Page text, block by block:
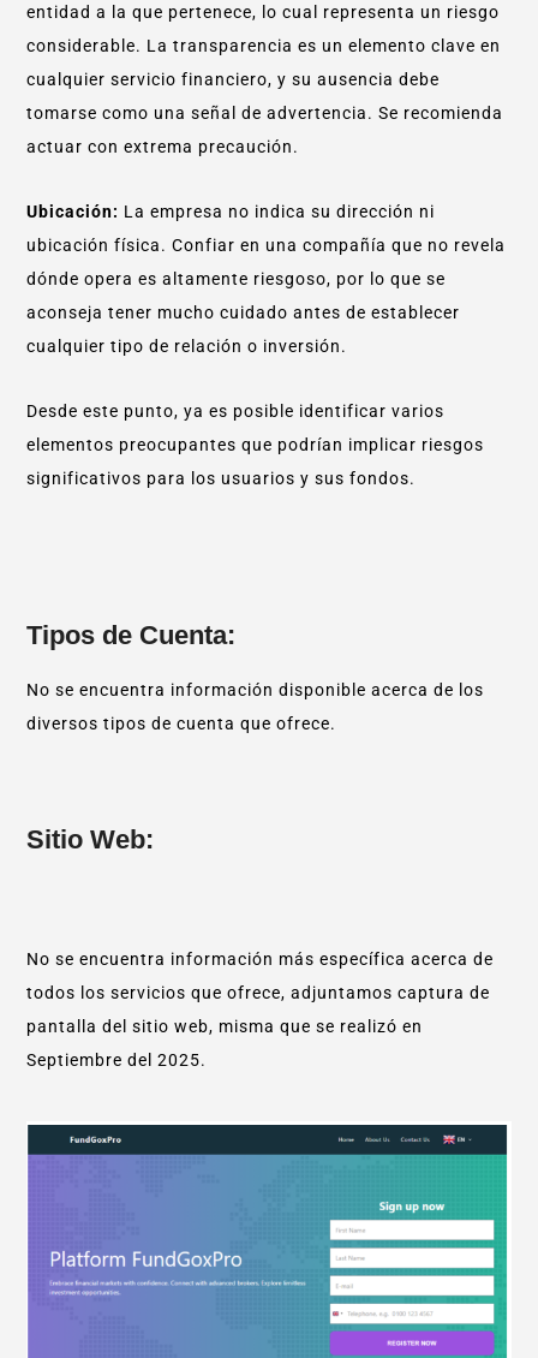
entidad a la que pertenece, lo cual representa un riesgo
considerable. La transparencia es un elemento clave en
cualquier servicio financiero, y su ausencia debe
tomarse como una señal de advertencia. Se recomienda
actuar con extrema precaución.
Ubicación: La empresa no indica su dirección ni
ubicación física. Confiar en una compañía que no revela
dónde opera es altamente riesgoso, por lo que se
aconseja tener mucho cuidado antes de establecer
cualquier tipo de relación o inversión.
Desde este punto, ya es posible identificar varios
elementos preocupantes que podrían implicar riesgos
significativos para los usuarios y sus fondos.
Tipos de Cuenta:
No se encuentra información disponible acerca de los
diversos tipos de cuenta que ofrece.
Sitio Web:
No se encuentra información más específica acerca de
todos los servicios que ofrece, adjuntamos captura de
pantalla del sitio web, misma que se realizó en
Septiembre del 2025.